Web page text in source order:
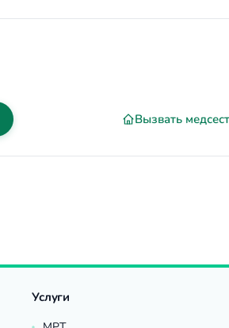
Вызвать
Услуги